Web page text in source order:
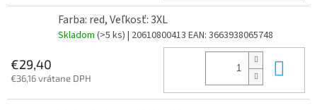
Farba: red, Veľkosť: 3XL
Skladom (>5 ks) | 20610800413 EAN: 3663938065748
€29,40
€36,16 vrátane DPH